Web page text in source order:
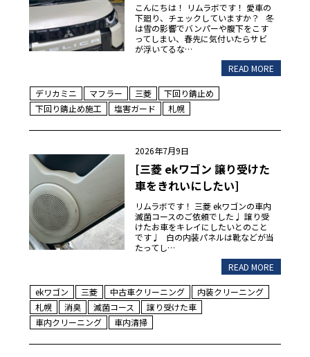
こんにちは！ リムラボです！ 愛車の
下廻り、チェックしていますか？ 冬
は雪の影響でバンパーや腹下をこす
ってしまい、春先に気付いたらサビ
が浮いてるな…
READ MORE
デリカミニ マフラー 三菱
下回り錆止め
下回り錆止め施工
塩害ガード 札幌
2026年7月9日
[三菱 ekワゴン 譲り受けた
車をきれいにしたい]
リムラボです！ 三菱 ekワゴンの車内
滅菌コースのご依頼でした♩ 譲り受
けたお車をキレイにしたいとのこと
です♩ 白の内装パネルは靴などが当
たってし…
READ MORE
ekワゴン 三菱 中古車クリーニング
内装クリーニング
札幌
消臭 滅菌コース
譲り受けた車
車内クリーニング
車内清掃